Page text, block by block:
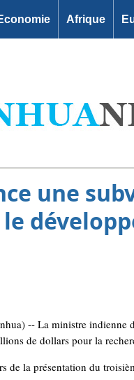
Afrique
une
-- La ministre indienne
de dollars pour la
de la présentation du